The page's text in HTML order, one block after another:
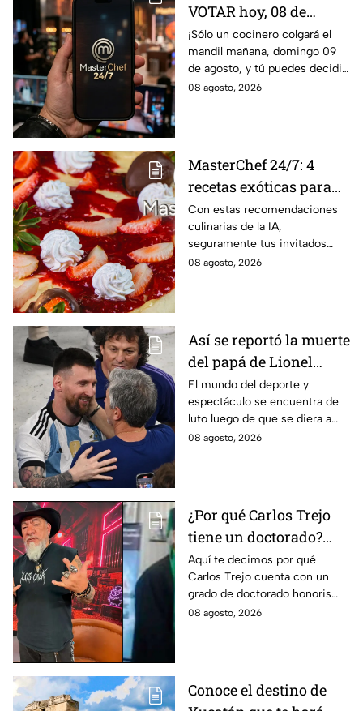
VOTAR hoy, 08 de
agosto, y salvar a tu
cocinero favorito de
MasterChef 24/7
¡Sólo un cocinero colgará el
mandil mañana, domingo 09
de agosto, y tú puedes decidir
quién continúa en la
08 agosto, 2026
MasterChef 24/7: 4
recetas exóticas para
pizzas dulces que le
darán un toque
sofisticado a tu mesa
Con estas recomendaciones
culinarias de la IA,
seguramente tus invitados
quedarán encantados a la hora
08 agosto, 2026
Así se reportó la muerte
del papá de Lionel
Messi en vivo; estos
son los detalles en
Venga La Alegría
El mundo del deporte y
espectáculo se encuentra de
luto luego de que se diera a
conocer el fallecimiento del
08 agosto, 2026
¿Por qué Carlos Trejo
tiene un doctorado?
Este es el
reconocimiento que el
cazafantasmas recibió
Aquí te decimos por qué
Carlos Trejo cuenta con un
grado de doctorado honoris
causa. El cazafantasmas será
08 agosto, 2026
Conoce el destino de